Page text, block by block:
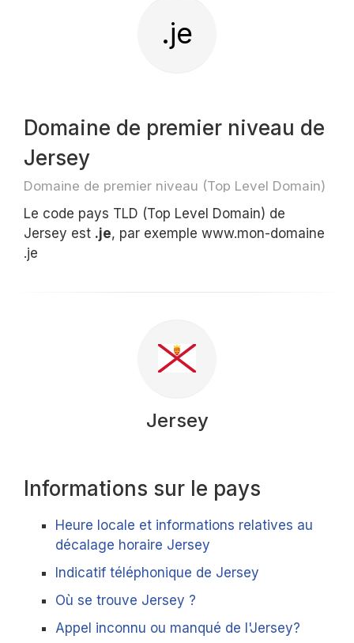
.je
Domaine de premier niveau de
Jersey
Domaine de premier niveau (Top Level Domain)
Le code pays TLD (Top Level Domain) de
Jersey est .je, par exemple www.mon-domaine
.je
Jersey
Informations sur le pays
Heure locale et informations relatives au
décalage horaire Jersey
Indicatif téléphonique de Jersey
Où se trouve Jersey ?
Appel inconnu ou manqué de l'Jersey?